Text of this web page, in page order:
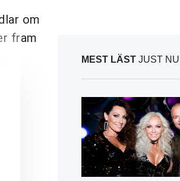
om
fram
MEST LÄST JUST NU